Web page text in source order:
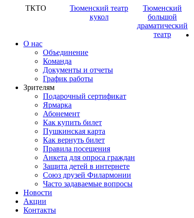
ТКТО
Тюменский театр
кукол
Тюменский
большой
драматический
театр
О нас
Объединение
Команда
Документы и отчеты
График работы
Зрителям
Подарочный сертификат
Ярмарка
Абонемент
Как купить билет
Пушкинская карта
Как вернуть билет
Правила посещения
Анкета для опроса граждан
Защита детей в интернете
Союз друзей Филармонии
Часто задаваемые вопросы
Новости
Акции
Контакты